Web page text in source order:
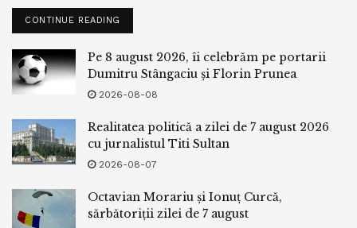
CONTINUE READING
Pe 8 august 2026, îi celebrăm pe portarii
Dumitru Stângaciu și Florin Prunea
2026-08-08
Realitatea politică a zilei de 7 august 2026
cu jurnalistul Titi Sultan
2026-08-07
Octavian Morariu și Ionuț Curcă,
sărbătoriții zilei de 7 august